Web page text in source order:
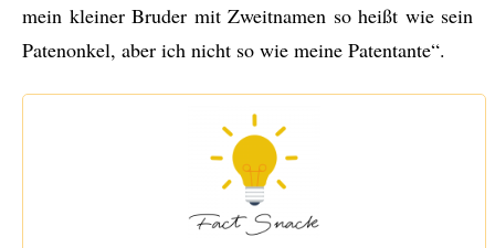
mein kleiner Bruder mit Zweitnamen so heißt wie sein
Patenonkel, aber ich nicht so wie meine Patentante“.